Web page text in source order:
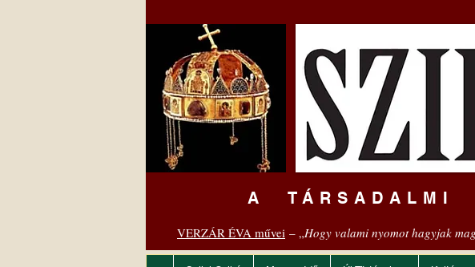
A TÁRSADALMI
VERZÁR ÉVA művei – „Hogy valami nyomot hagyjak